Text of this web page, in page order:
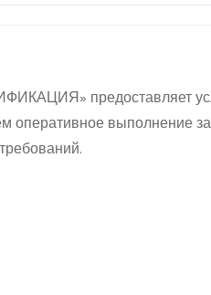
предоставляет
выполнение